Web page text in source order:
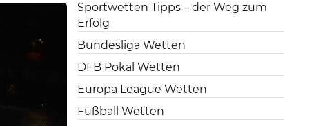
Sportwetten Tipps – der Weg zum
Erfolg
Bundesliga Wetten
DFB Pokal Wetten
Europa League Wetten
Fußball Wetten